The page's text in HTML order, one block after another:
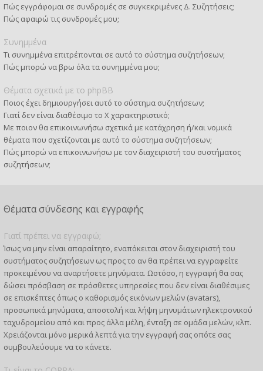
Πώς εγγράφομαι σε συνδρομές σε συγκεκριμένες Δ. Συζητήσεις;
Πώς αφαιρώ τις συνδρομές μου;
Συνημμένα
Τι συνημμένα επιτρέπονται σε αυτό το σύστημα συζητήσεων;
Πώς μπορώ να βρω όλα τα συνημμένα μου;
Θέματα σχετικά με το phpBB
Ποιος έχει δημιουργήσει αυτό το σύστημα συζητήσεων;
Γιατί δεν είναι διαθέσιμο το Χ χαρακτηριστικό;
Με ποιον θα επικοινωνήσω σχετικά με κατάχρηση ή/και νομικά
θέματα που σχετίζονται με αυτό το σύστημα συζητήσεων;
Πώς μπορώ να επικοινωνήσω με τον διαχειριστή του συστήματος
συζητήσεων;
Θέματα σύνδεσης και εγγραφής
Γιατί πρέπει να εγγραφώ;
Ίσως να μην είναι απαραίτητο, εναπόκειται στον διαχειριστή του
συστήματος συζητήσεων ως προς το αν θα πρέπει να εγγραφείτε
προκειμένου να αναρτήσετε μηνύματα. Ωστόσο, η εγγραφή θα σας
δώσει πρόσβαση σε πρόσθετες υπηρεσίες που δεν είναι διαθέσιμες
σε επισκέπτες όπως ο καθορισμός εικόνων μελών (avatars),
προσωπικά μηνύματα, αποστολή και λήψη μηνυμάτων ηλεκτρονικού
ταχυδρομείου από και προς άλλα μέλη, ένταξη σε ομάδα μελών, κλπ.
Χρειάζονται μόνο μερικά λεπτά για την εγγραφή σας οπότε σας
συμβουλεύουμε να το κάνετε.